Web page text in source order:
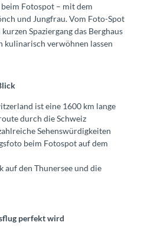
Fotospot – mit dem
und Jungfrau. Vom Foto-Spot
Spaziergang das Berghaus
kulinarisch verwöhnen lassen
ist eine 1600 km lange
durch die Schweiz
Sehenswürdigkeiten
beim Fotospot auf dem
auf den Thunersee und die
perfekt wird